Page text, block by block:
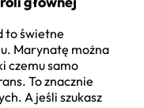
to świetne
Marynatę można
czemu samo
To znacznie
A jeśli szukasz